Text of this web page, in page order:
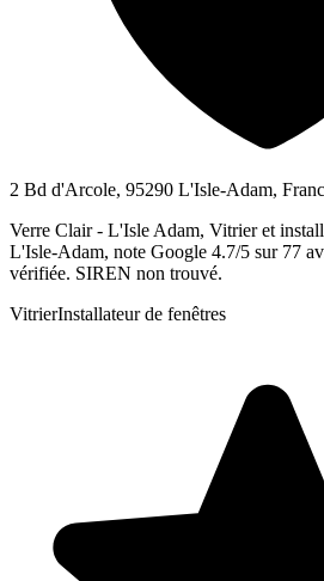
2 Bd d'Arcole, 95290 L'Isle-Adam,
Verre Clair - L'Isle Adam, Vitrier et
L'Isle-Adam, note Google 4.7/5 sur 77
vérifiée. SIREN non trouvé.
VitrierInstallateur de fenêtres